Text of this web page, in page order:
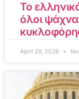
Το
όλοι
April 29, 2026